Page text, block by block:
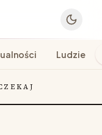
Ludzie